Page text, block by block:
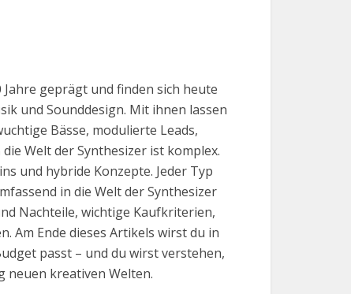
geprägt und finden sich heute
und Sounddesign. Mit ihnen lassen
Bässe, modulierte Leads,
Welt der Synthesizer ist komplex.
und hybride Konzepte. Jeder Typ
in die Welt der Synthesizer
Nachteile, wichtige Kaufkriterien,
Am Ende dieses Artikels wirst du in
passt – und du wirst verstehen,
neuen kreativen Welten.